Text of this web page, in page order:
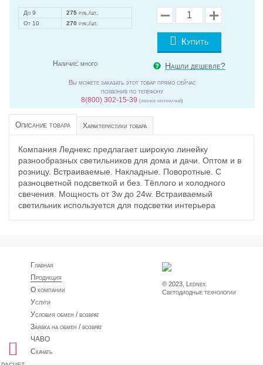
До 9 275 руб./шт.
От 10
270 руб./шт.
Купить
Наличие: много Нашли дешевле?
Вы можете заказать этот товар прямо сейчас
позвонив по телефону
8(800) 302-15-39 (звонок бесплатный)
Описание товара Характеристики товара
Компания Леднекс предлагает широкую линейку
разнообразных светильников для дома и дачи. Оптом и в
розницу. Встраиваемые. Накладные. Поворотные. С
разноцветной подсветкой и без. Тёплого и холодного
свечения. Мощность от 3w до 24w. Встраиваемый
светильник используется для подсветки интерьера
© 2023, Lednex.
Светодиодные технологии
Главная
Продукция
О компании
Услуги
Условия обмен / возврат
Заявка на обмен / возврат
ЧАВО
Скачать